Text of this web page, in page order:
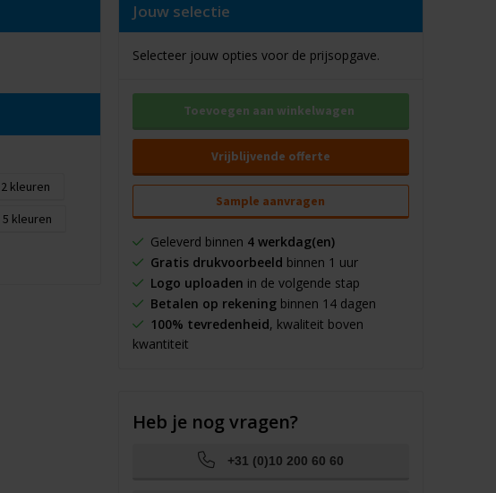
2
5
Jouw selectie
Selecteer jouw opties voor de prijsopgave.
Toevoegen aan winkelwagen
Vrijblijvende offerte
Sample aanvragen
Geleverd binnen 4 werkdag(en)
Gratis drukvoorbeeld binnen 1 uur
Logo uploaden in de volgende stap
Betalen op rekeningbinnen 14 dagen
100% tevredenheid, kwaliteit boven
kwantiteit
Heb je nog vragen?
+31 (0)10 200 60 60